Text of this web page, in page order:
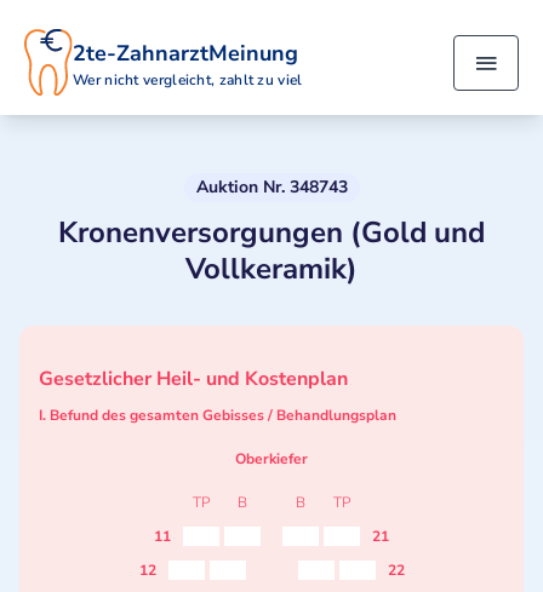
2te-ZahnarztMeinung
Wer nicht vergleicht, zahlt zu viel
Auktion Nr. 348743
Kronenversorgungen (Gold und
Vollkeramik)
Gesetzlicher Heil- und Kostenplan
I. Befund des gesamten Gebisses / Behandlungsplan
Oberkiefer
TP B B
TP
11
21
12
22